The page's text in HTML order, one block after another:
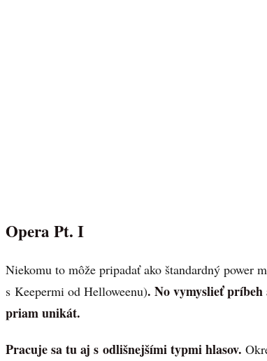
Opera Pt. I
Niekomu to môže pripadať ako štandardný power
s Keepermi od Helloweenu). No vymyslieť
priam unikát.
Pracuje sa tu aj s odlišnejšími typmi hlasov.